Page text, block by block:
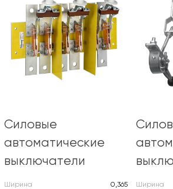
Силовые
автоматические
выключатели
Ширина
0,365
Ширина